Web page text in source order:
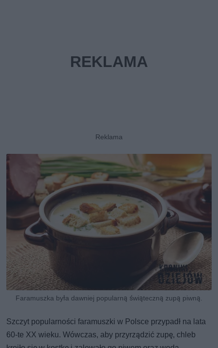
Faramuszka była dawniej popularną świąteczną zupą piwną.
Szczyt popularności faramuszki w Polsce przypadł na lata
60-te XX wieku. Wówczas, aby przyrządzić zupę, chleb